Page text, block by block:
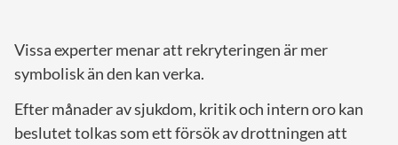
Vissa experter menar att rekryteringen är mer
symbolisk än den kan verka.
Efter månader av sjukdom, kritik och intern oro kan
beslutet tolkas som ett försök av drottningen att